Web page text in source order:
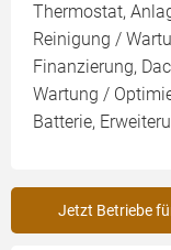
Thermostat,
Reinigung /
Finanzierung,
Wartung /
Batterie,
Jetzt Betriebe